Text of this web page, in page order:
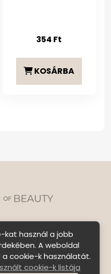
354 Ft
KOSÁRBA
Szerződési
kat használ a jobb
A weboldal
cookie-k használatát.
cookie-k listája